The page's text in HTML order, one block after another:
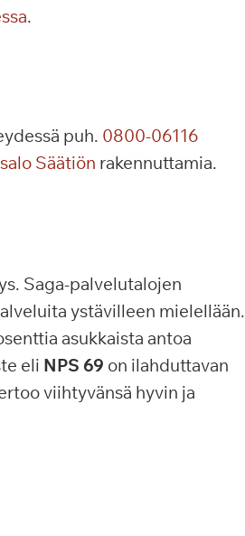
.
puh. 0800-06116
Säätiön rakennuttamia.
Saga-palvelutalojen
ystävilleen mielellään.
asukkaista antoa
eli NPS 69 on ilahduttavan
viihtyvänsä hyvin ja